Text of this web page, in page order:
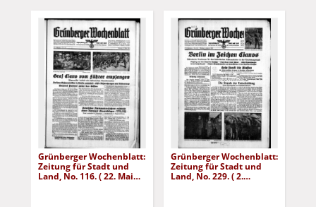
Grünberger Wochenblatt:
Zeitung für Stadt und
Land, No. 116. ( 22. Mai
Grünberger Wochenblatt:
Zeitung für Stadt und
Land, No. 229. ( 2.